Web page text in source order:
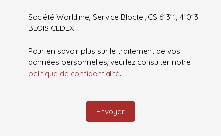
Société Worldline, Service Bloctel, CS 61311, 41013
BLOIS CEDEX.
Pour en savoir plus sur le traitement de vos
données personnelles, veuillez consulter notre
politique de confidentialité.
Envoyer